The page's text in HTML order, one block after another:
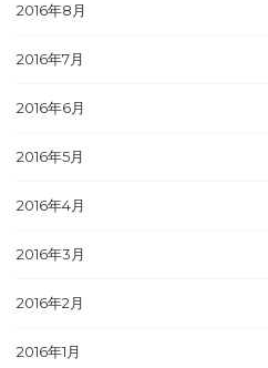
2016年8月
2016年7月
2016年6月
2016年5月
2016年4月
2016年3月
2016年2月
2016年1月